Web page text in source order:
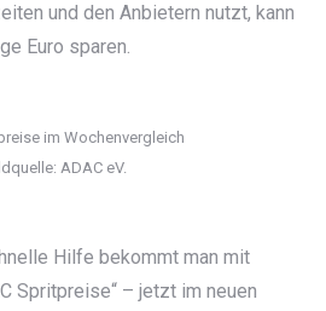
und den Anbietern nutzt, kann
Euro sparen.
im Wochenvergleich
ADAC eV.
Hilfe bekommt man mit
Spritpreise“ – jetzt im neuen